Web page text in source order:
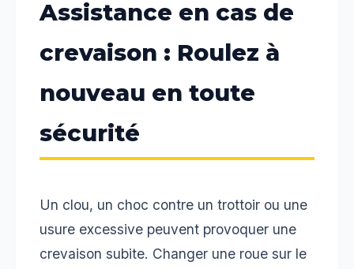
Assistance en cas de
crevaison : Roulez à
nouveau en toute
sécurité
Un clou, un choc contre un trottoir ou une
usure excessive peuvent provoquer une
crevaison subite. Changer une roue sur le